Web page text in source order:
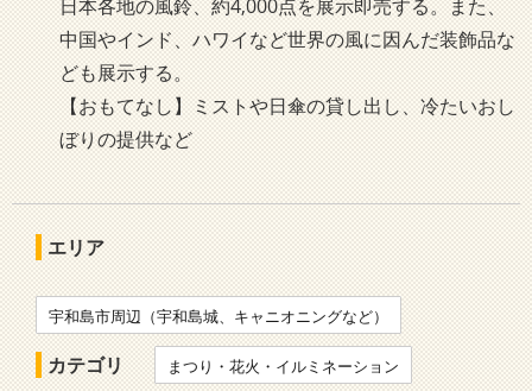
日本各地の風鈴、約4,000点を展示即売する。また、
中国やインド、ハワイなど世界の風に因んだ装飾品な
ども展示する。
【おもてなし】ミストや日傘の貸し出し、冷たいおし
ぼりの提供など
エリア
宇和島市周辺（宇和島城、キャニオニングなど）
カテゴリ まつり・花火・イルミネーション